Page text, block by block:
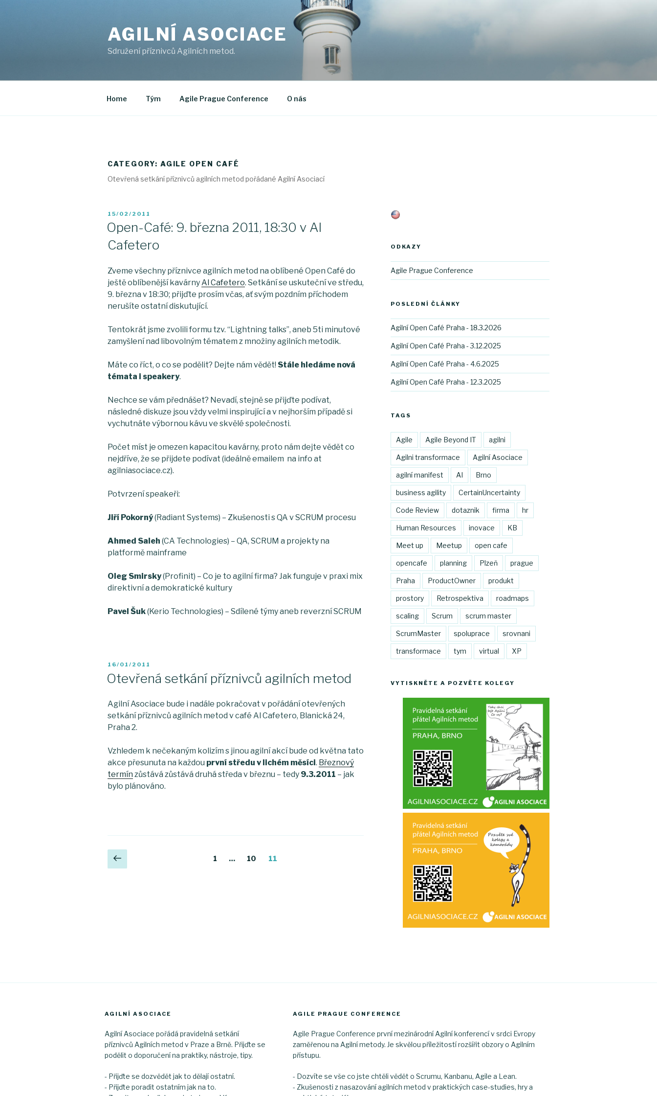
AGILNÍ ASOCIACE
Sdružení příznivců Agilních metod.
Home Tým Agile Prague Conference O nás
CATEGORY: AGILE OPEN CAFÉ
Otevřená setkání příznivců agilních metod pořádané Agilní Asociací
POSTED
ON
15/02/2011
Open-Café: 9. března 2011, 18:30 v Al
Cafetero
Zveme všechny příznivce agilních metod na oblíbené Open Café do
ještě oblíbenější kavárny Al Cafetero. Setkání se uskuteční ve středu,
9. března v 18:30; přijďte prosím včas, ať svým pozdním příchodem
nerušíte ostatní diskutující.
Tentokrát jsme zvolili formu tzv. “Lightning talks”, aneb 5ti minutové
zamyšlení nad libovolným tématem z množiny agilních metodik.
Máte co říct, o co se podělit? Dejte nám vědět! Stále hledáme nová
témata i speakery.
Nechce se vám přednášet? Nevadí, stejně se přijďte podívat,
následné diskuze jsou vždy velmi inspirující a v nejhorším případě si
vychutnáte výbornou kávu ve skvělé společnosti.
Počet míst je omezen kapacitou kavárny, proto nám dejte vědět co
nejdříve, že se přijdete podívat (ideálně emailem na info at
agilniasociace.cz).
Potvrzení speakeři:
Jiří Pokorný(Radiant Systems) – Zkušenosti s QA v SCRUM procesu
Ahmed Saleh (CA Technologies) – QA, SCRUM a projekty na
platformě mainframe
Oleg Smirsky(Profinit) – Co je to agilní firma? Jak funguje v praxi mix
direktivní a demokratické kultury
Pavel Šuk(Kerio Technologies) – Sdílené týmy aneb reverzní SCRUM
POSTED
16/01/2011
Otevřená setkání příznivců agilních metod
Agilní Asociace bude i nadále pokračovat v pořádání otevřených
setkání příznivců agilních metod v café Al Cafetero, Blanická 24,
Praha 2.
Vzhledem k nečekaným kolizím s jinou agilní akcí bude od května tato
akce přesunuta na každou první středu v lichém měsíci. Březnový
termín zůstává zůstává druhá středa v březnu – tedy 9.3.2011 – jak
bylo plánováno.
Posts
page
Page
1 … Page
10 Page
11
ODKAZY
Agile Prague Conference
POSLEDNÍ ČLÁNKY
Agilní Open Café Praha - 18.3.2026
Agilní Open Café Praha - 3.12.2025
Agilní Open Café Praha - 4.6.2025
Agilní Open Café Praha - 12.3.2025
TAGS
Agile Agile Beyond IT agilni
Agilni transformace Agilní Asociace
agilní manifest AI Brno
business agility CertainUncertainty
Code Review dotaznik firma hr
Human Resources inovace KB
Meet up Meetup open cafe
opencafe planning Plzeň prague
Praha ProductOwner produkt
prostory Retrospektiva roadmaps
scaling Scrum scrum master
ScrumMaster spoluprace srovnani
transformace tym virtual XP
VYTISKNĚTE A POZVĚTE KOLEGY
AGILNÍ ASOCIACE
Agilní Asociace pořádá pravidelná setkání
příznivců Agilních metod v Praze a Brně. Přijďte se
podělit o doporučení na praktiky, nástroje, tipy.
- Přijďte se dozvědět jak to dělají ostatní.
- Přijďte poradit ostatním jak na to.
AGILE PRAGUE CONFERENCE
Agile Prague Conference první mezinárodní Agilní konferencí v srdci Evropy
zaměřenou na Agilní metody. Je skvělou příležitostí rozšířit obzory o Agilním
přístupu.
- Dozvíte se vše co jste chtěli vědět o Scrumu, Kanbanu, Agile a Lean.
- Zkušenosti z nasazování agilních metod v praktických case-studies, hry a